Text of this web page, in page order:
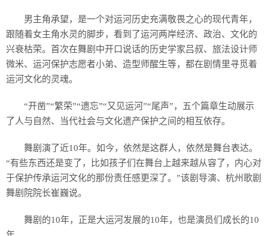
男主角承望，是一个对运河历史充满敬畏之心的现代青年，
跟随着女主角水灵的脚步，看到了运河两岸经济、政治、文化的
兴衰枯荣。首次在舞剧中开口说话的历史学家吕叔、旅法设计师
微米、运河保护志愿者小弟、造型师醒生等，都在剧情里寻觅着
运河文化的灵魂。
“开凿”“繁荣”“遗忘”“又见运河”“尾声”，五个篇章生动展示
了人与自然、当代社会与文化遗产保护之间的相互依存。
舞剧演了近10年。如今，依然是这群人，依然是舞台表达。
“有些东西还是变了，比如孩子们在舞台上越来越从容了，内心对
于保护传承运河文化的那份责任感更深了。”该剧导演、杭州歌剧
舞剧院院长崔巍说。
舞剧的10年，正是大运河发展的10年，也是演员们成长的10